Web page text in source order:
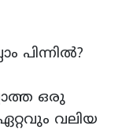
പിന്നില്‍?
ഒരു
വലിയ